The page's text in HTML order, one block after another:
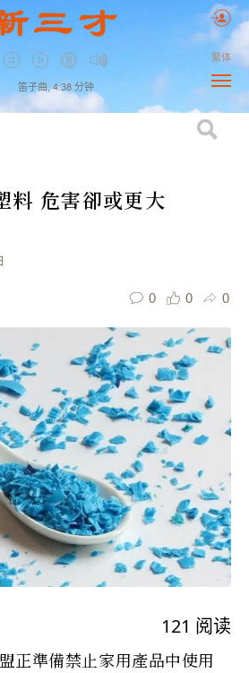
笛子曲, 4:38 分钟
繁体
料 危害卻或更大
0 0 0
121 阅读
正準備禁止家用產品中使用